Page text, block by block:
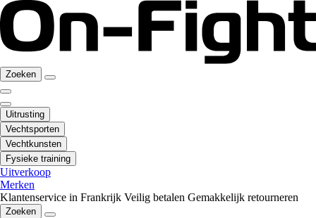
Zoeken
Uitrusting
Vechtsporten
Vechtkunsten
Fysieke training
Uitverkoop
Merken
Klantenservice in Frankrijk Veilig betalen Gemakkelijk retourneren
Zoeken